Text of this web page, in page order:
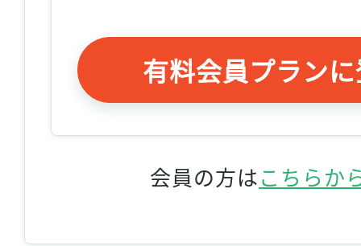
有料会員プラン
会員の方はこちらか